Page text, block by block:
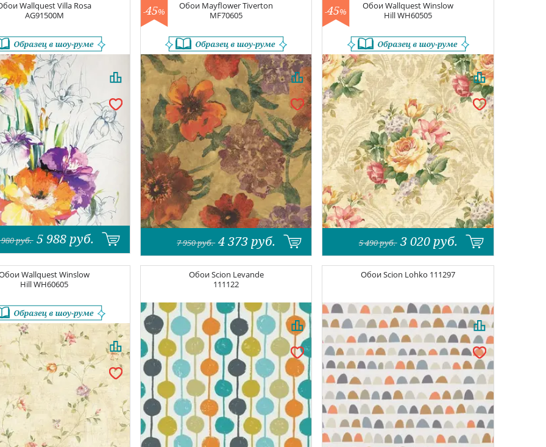
Wallquest Villa Rosa
AG91500M
руб. 5 988 руб.
Обои Mayflower Tiverton
MF70605
-45%
7 950руб. 4 373 руб.
ОбоиWallquest Winslow
HillWH60505
-45%
5 490руб. 3 020 руб.
Wallquest Winslow
HillWH60605
ОбоиScion Levande
111122
ОбоиScion Lohko 111297